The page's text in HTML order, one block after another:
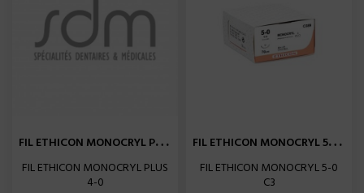
F
IL ETHICON MONOCRYL PLUS...
FIL ETHICON MONOCRYL PLUS
4-0
F
IL ETHICON MONOCRYL 5-0 C3...
FIL ETHICON MONOCRYL 5-0
C3